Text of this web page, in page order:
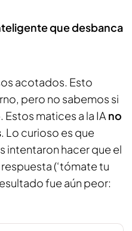
que desbanca
acotados. Esto
pero no sabemos si
matices a la IA no
. Lo curioso es que
intentaron hacer que el
(‘tómate tu
fue aún peor: